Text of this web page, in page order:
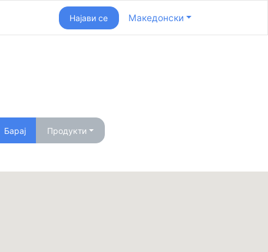
Најави се Македонски
Барај Продукти